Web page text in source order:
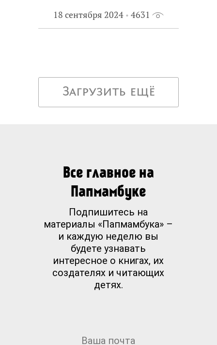
18 сентября 2024 4631
Загрузить ещё
Все главное на
Папмамбуке
Подпишитесь на
материалы «Папмамбука» –
и каждую неделю вы
будете узнавать
интересное о книгах, их
создателях и читающих
детях.